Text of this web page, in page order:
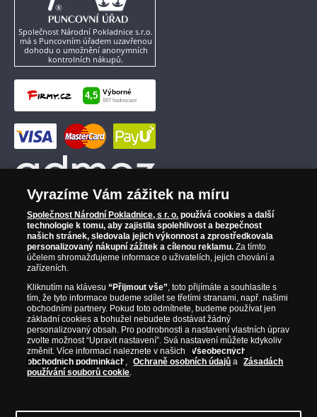
Společnost Národní Pokladnice s.r.o.
má s Puncovním úřadem uzavřenou
dohodu o umožnění anonymních
kontrolních nákupů.
Tel.: 810 100 500E-mail: info@narodnipokladnice.cz, www.narodnipokladnice.cz;
Vyrazíme Vám zážitek na míru
Společnost Národní Pokladnice, s r. o. používá cookies a další
technologie k tomu, aby zajistila spolehlivost a bezpečnost
našich stránek, sledovala jejich výkonnost a zprostředkovala
personalizovaný nákupní zážitek a cílenou reklamu. Za tímto
účelem shromažďujeme informace o uživatelích, jejich chování a
zařízeních.
Kliknutím na klávesu“Přijmout vše”, toto přijímáte a souhlasíte s
tím, že tyto informace budeme sdílet se třetími stranami, např. našimi
obchodními partnery. Pokud toto odmítnete, budeme používat jen
základní cookies a bohužel nebudete dostávat žádný
personalizovaný obsah. Pro podrobnosti a nastavení vlastních úprav
zvolte možnost “Upravit nastavení”. Svá nastavení můžete kdykoliv
změnit. Více informací naleznete v našich
Všeobecných
obchodních podmínkách , Ochraně osobních údajů a
Zásadách
používání souborů cookie.